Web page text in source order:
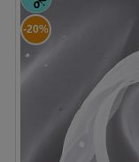
-20%